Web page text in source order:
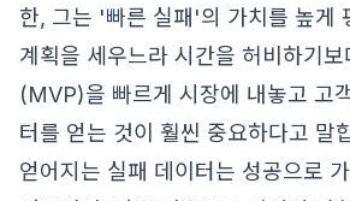
한, 그는 '빠른 실패'의 가치를 높게
계획을 세우느라 시간을 허비하기
(MVP)을 빠르게 시장에 내놓고 고
터를 얻는 것이 훨씬 중요하다고 말
얻어지는 실패 데이터는 성공으로